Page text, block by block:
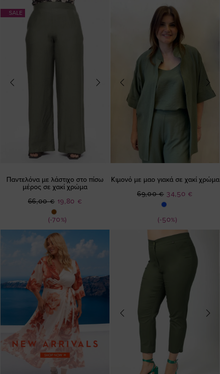
SALE
Παντελόνα με λάστιχο στο πίσω
μέρος σε χακί χρώμα
(-70%)
Ειδική
19,80 €
66,00 €
Κιμονό με μαο γιακά σε χακί χρώμα
(-50%)
Ειδική
Τιμή
34,50 €
69,00 €